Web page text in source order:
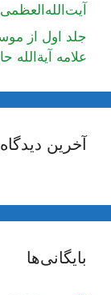
جلد اول از
علامه
آخرین
بایگانی‌ها